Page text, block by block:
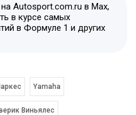
Autosport.com.ru в Max,
в курсе самых
в Формуле 1 и других
Yamaha
Виньялес